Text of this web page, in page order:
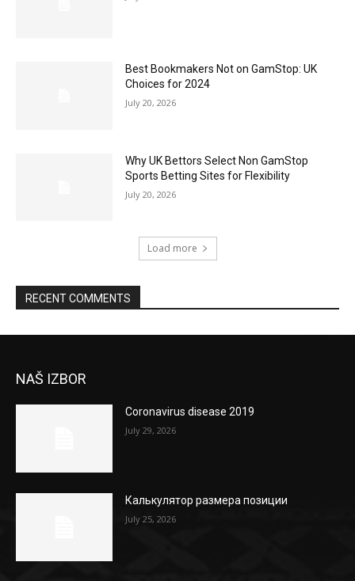
Best Bookmakers Not on GamStop: UK
Choices for 2024
July 20, 2026
Why UK Bettors Select Non GamStop
Sports Betting Sites for Flexibility
July 20, 2026
Load more
RECENT COMMENTS
NAŠ IZBOR
Coronavirus disease 2019
July 29, 2026
Калькулятор размера позиции
July 25, 2026